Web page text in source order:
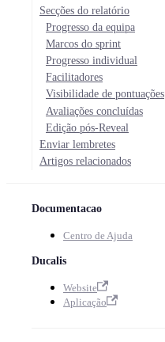
Secções do relatório
Progresso da equipa
Marcos do sprint
Progresso individual
Facilitadores
Visibilidade de pontuações
Avaliações concluídas
Edição pós-Reveal
Enviar lembretes
Artigos relacionados
Documentacao
Centro de Ajuda
Ducalis
Website
Aplicação